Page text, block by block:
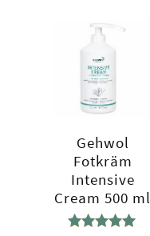
Gehwol
Fotkräm
Intensive
Cream 500 ml